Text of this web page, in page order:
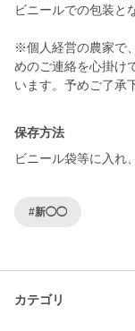
ビニールでの包装と
※個人経営の農家で
めのご連絡を心掛け
います。予めご了承
保存方法
ビニール袋等に入れ
#新◯◯
カテゴリ